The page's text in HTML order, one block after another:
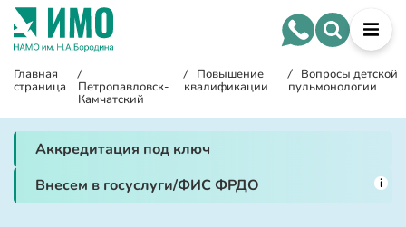
Главная
страница
/
Петропавловск-
Камчатский
/ Повышение
квалификации
/ Вопросы детской
пульмонологии
Аккредитация под ключ
Внесем в госуслуги/ФИС ФРДО
i